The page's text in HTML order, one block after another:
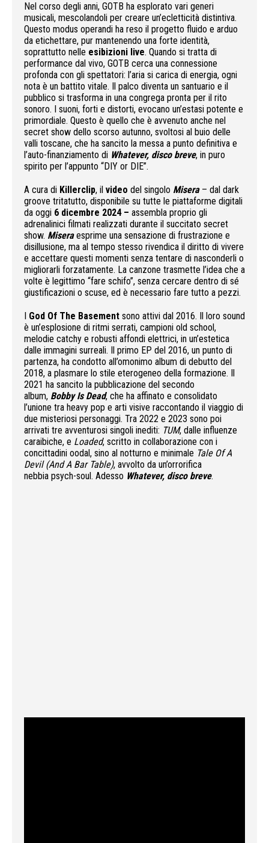
Nel corso degli anni, GOTB ha esplorato vari generi
musicali, mescolandoli per creare un’ecletticità distintiva.
Questo modus operandi ha reso il progetto fluido e arduo
da etichettare, pur mantenendo una forte identità,
soprattutto nelle esibizioni live. Quando si tratta di
performance dal vivo, GOTB cerca una connessione
profonda con gli spettatori: l’aria si carica di energia, ogni
nota è un battito vitale. Il palco diventa un santuario e il
pubblico si trasforma in una congrega pronta per il rito
sonoro. I suoni, forti e distorti, evocano un’estasi potente e
primordiale. Questo è quello che è avvenuto anche nel
secret show dello scorso autunno, svoltosi al buio delle
valli toscane, che ha sancito la messa a punto definitiva e
l’auto-finanziamento di Whatever, disco breve, in puro
spirito per l’appunto “DIY or DIE”.
A cura di Killerclip, il video del singolo Misera – dal dark
groove tritatutto, disponibile su tutte le piattaforme digitali
da oggi 6 dicembre 2024 – assembla proprio gli
adrenalinici filmati realizzati durante il succitato secret
show. Miseraesprime una sensazione di frustrazione e
disillusione, ma al tempo stesso rivendica il diritto di vivere
e accettare questi momenti senza tentare di nasconderli o
migliorarli forzatamente. La canzone trasmette l’idea che a
volte è legittimo “fare schifo”, senza cercare dentro di sé
giustificazioni o scuse, ed è necessario fare tutto a pezzi.
God Of The Basement sono attivi dal 2016. Il loro sound
è un’esplosione di ritmi serrati, campioni old school,
melodie catchy e robusti affondi elettrici, in un’estetica
dalle immagini surreali. Il primo EP del 2016, un punto di
partenza, ha condotto all’omonimo album di debutto del
2018, a plasmare lo stile eterogeneo della formazione. Il
2021 ha sancito la pubblicazione del secondo
album, Bobby Is Dead, che ha affinato e consolidato
l’unione tra heavy pop e arti visive raccontando il viaggio di
due misteriosi personaggi. Tra 2022 e 2023 sono poi
arrivati tre avventurosi singoli inediti: TUM, dalle influenze
caraibiche, e Loaded, scritto in collaborazione con i
concittadini oodal, sino al notturno e minimale Tale Of A
Devil (And A Bar Table), avvolto da un’orrorifica
nebbia psych-soul. Adesso Whatever, disco breve.